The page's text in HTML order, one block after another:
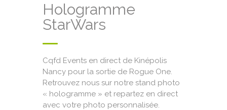
Hologramme
StarWars
Cqfd Events en direct de Kinépolis
Nancy pour la sortie de Rogue One.
Retrouvez nous sur notre stand photo
« hologramme » et repartez en direct
avec votre photo personnalisée.